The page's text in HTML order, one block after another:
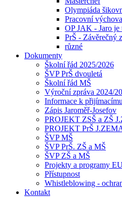
Olympiáda
Pracovní výchova
OP JAK - Jaro je
PrŠ - Závěrečný
různé
Dokumenty
Školní řád 2025/2026
ŠVP PrŠ dvouletá
Školní řád MŠ
Výroční zpráva 2024/
Informace k
Zápis Jaroměř-Josefov
PROJEKT ZSŠ a ZŠ
PROJEKT PrŠ
ŠVP MŠ
ŠVP PrŠ. ZŠ a MŠ
ŠVP ZŠ a MŠ
Projekty a programy
Přístupnost
Whistleblowing -
Kontakt